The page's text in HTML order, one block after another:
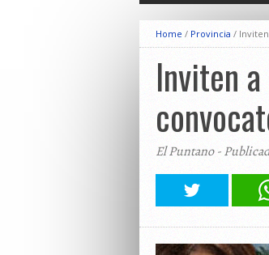
Home / Provincia /
Inviten
El Puntano -